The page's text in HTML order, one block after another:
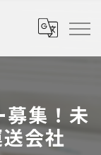
集！未
会社